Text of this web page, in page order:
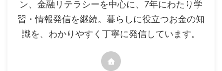
ン、金融リテラシーを中心に、7年にわたり学
習・情報発信を継続。暮らしに役立つお金の知
識を、わかりやすく丁寧に発信しています。